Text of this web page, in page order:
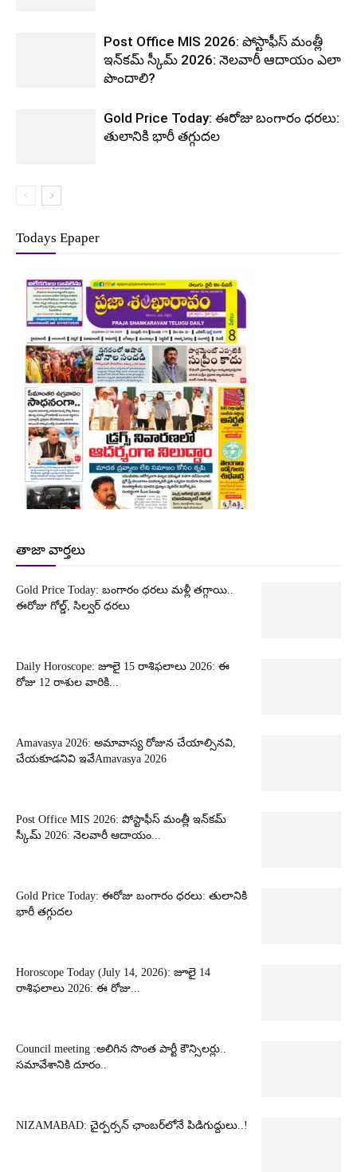
Post Office MIS 2026: పోస్టాఫీస్ మంత్లీ
ఇన్‌కమ్ స్కీమ్ 2026: నెలవారీ ఆదాయం ఎలా
పొందాలి?
Gold Price Today: ఈరోజు బంగారం ధరలు:
తులానికి భారీ తగ్గుదల
Todays Epaper
తాజా వార్తలు
Gold Price Today: బంగారం ధరలు మళ్లీ తగ్గాయి..
ఈరోజు గోల్డ్, సిల్వర్ ధరలు
Daily Horoscope: జూలై 15 రాశిఫలాలు 2026: ఈ
రోజు 12 రాశుల వారికి...
Amavasya 2026: అమావాస్య రోజున చేయాల్సినవి,
చేయకూడనివి ఇవేAmavasya 2026
Post Office MIS 2026: పోస్టాఫీస్ మంత్లీ ఇన్‌కమ్
స్కీమ్ 2026: నెలవారీ ఆదాయం...
Gold Price Today: ఈరోజు బంగారం ధరలు: తులానికి
భారీ తగ్గుదల
Horoscope Today (July 14, 2026): జూలై 14
రాశిఫలాలు 2026: ఈ రోజు...
Council meeting :అలిగిన సొంత పార్టీ కౌన్సిలర్లు..
సమావేశానికి దూరం..
NIZAMABAD: చైర్పర్సన్ ఛాంబర్‌లోనే పిడిగుద్దులు..!